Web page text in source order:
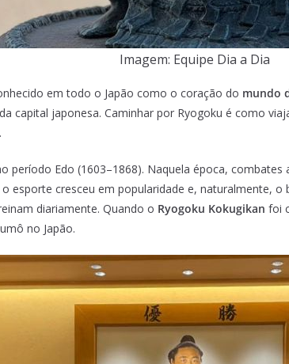
Imagem: Equipe Dia a Dia
em todo o Japão como o coração do mundo
capital japonesa. Caminhar por Ryogoku é como
período Edo (1603–1868). Naquela época,
esporte cresceu em popularidade e, naturalmente,
diariamente. Quando o Ryogoku Kokugikan foi
no Japão.